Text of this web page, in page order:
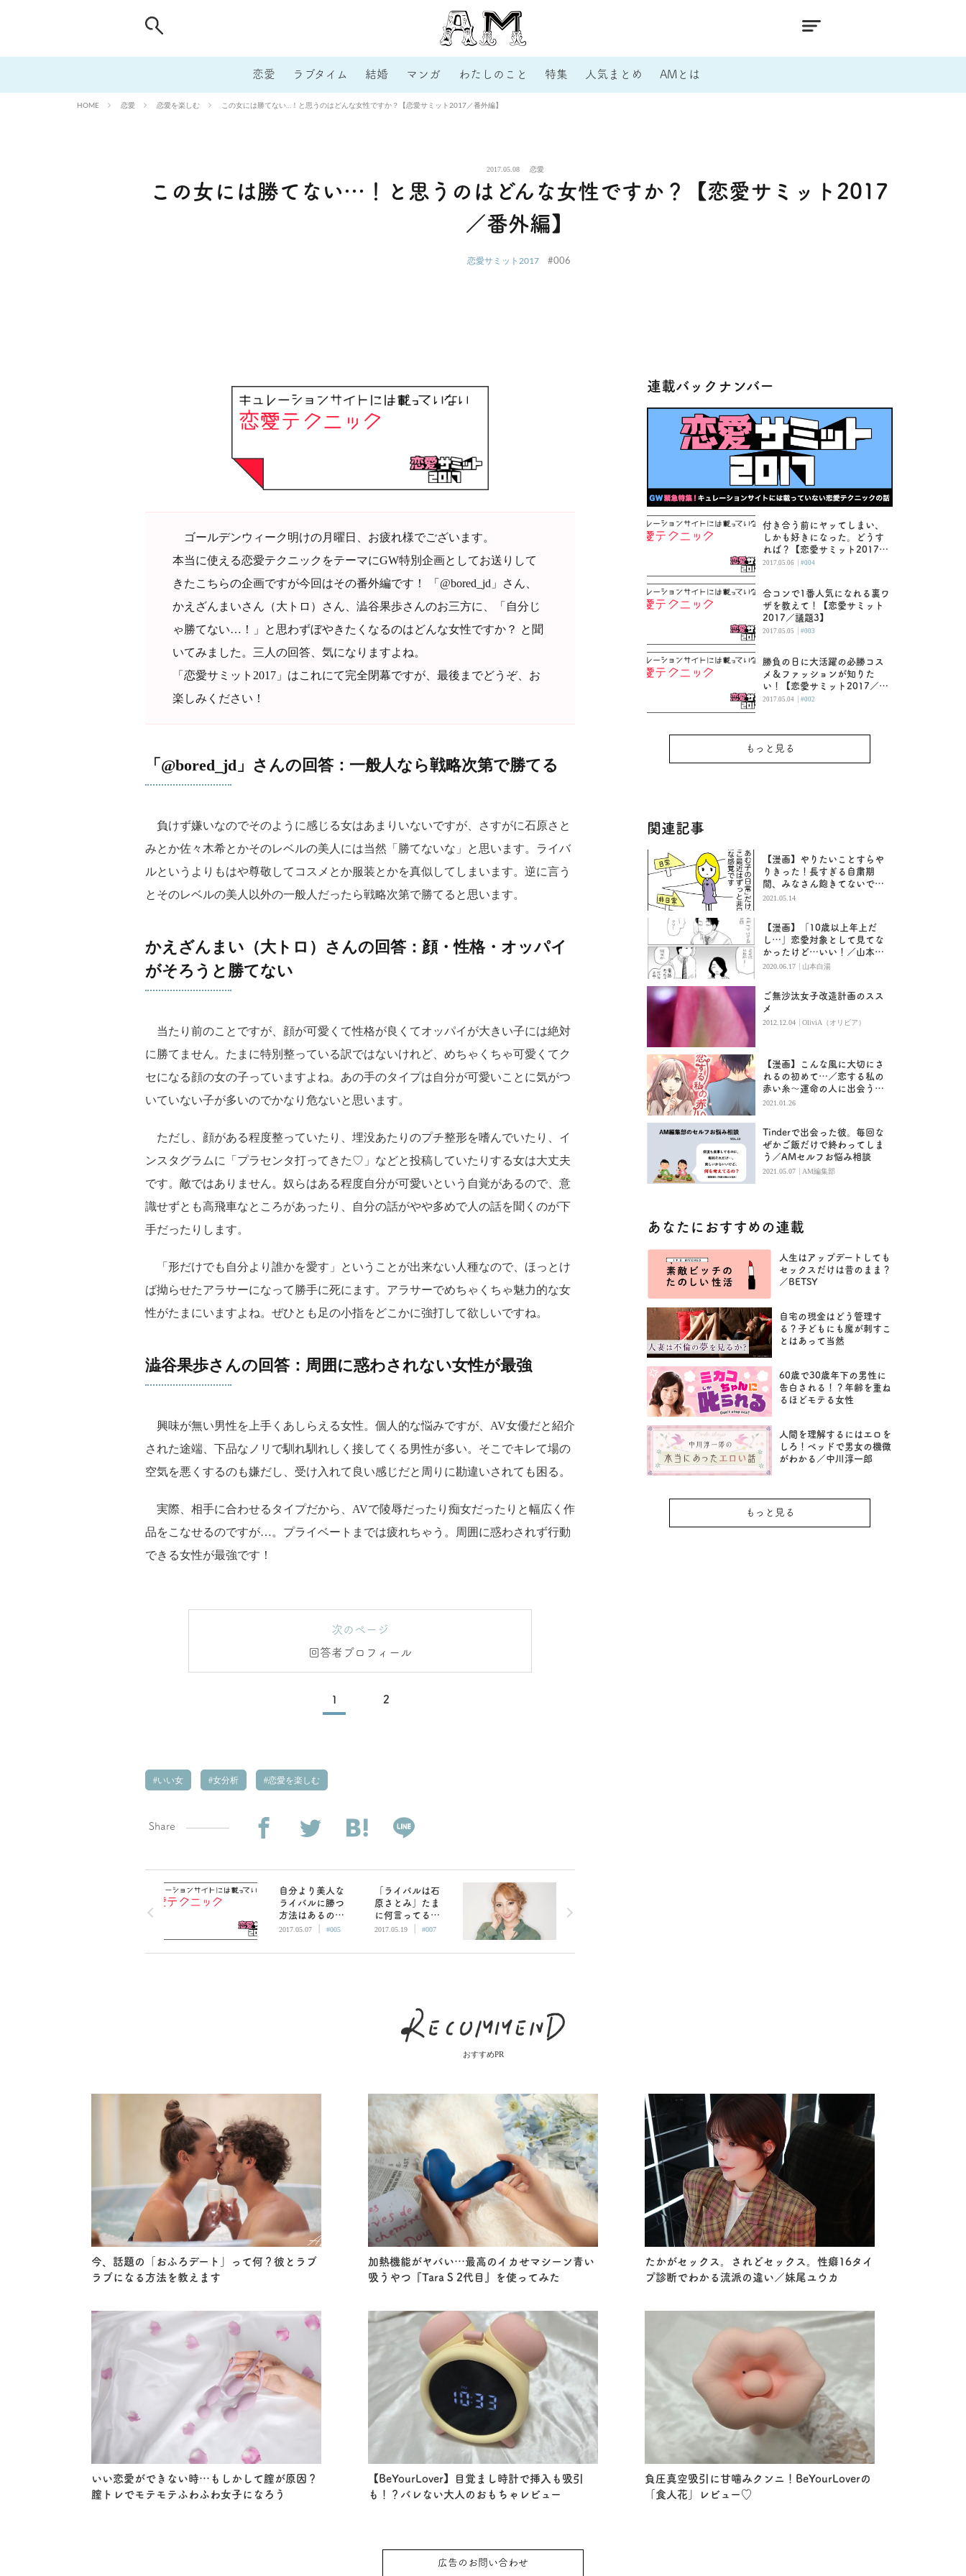
恋愛 ラブタイム 結婚 マンガ わたしのこと 特集 人気まとめ AMとは
HOME 恋愛 恋愛を楽しむ この女には勝てない…！と思うのはどんな女性ですか？【恋愛サミット2017／番外編】
2017.05.08 恋愛
この女には勝てない…！と思うのはどんな女性ですか？【恋愛サミット2017
／番外編】
恋愛サミット2017 #006
ゴールデンウィーク明けの月曜日、お疲れ様でございます。
本当に使える恋愛テクニックをテーマにGW特別企画としてお送りして
きたこちらの企画ですが今回はその番外編です！ 「@bored_jd」さん、
かえざんまいさん（大トロ）さん、澁谷果歩さんのお三方に、「自分じ
ゃ勝てない…！」と思わずぼやきたくなるのはどんな女性ですか？ と聞
いてみました。三人の回答、気になりますよね。
「恋愛サミット2017」はこれにて完全閉幕ですが、最後までどうぞ、お
楽しみください！
「@bored_jd」さんの回答：一般人なら戦略次第で勝てる
負けず嫌いなのでそのように感じる女はあまりいないですが、さすがに石原さと
みとか佐々木希とかそのレベルの美人には当然「勝てないな」と思います。ライバ
ルというよりもはや尊敬してコスメとか服装とかを真似してしまいます。逆に言う
とそのレベルの美人以外の一般人だったら戦略次第で勝てると思います。
かえざんまい（大トロ）さんの回答：顔・性格・オッパイ
がそろうと勝てない
当たり前のことですが、顔が可愛くて性格が良くてオッパイが大きい子には絶対
に勝てません。たまに特別整っている訳ではないけれど、めちゃくちゃ可愛くてク
セになる顔の女の子っていますよね。あの手のタイプは自分が可愛いことに気がつ
いていない子が多いのでかなり危ないと思います。
ただし、顔がある程度整っていたり、埋没あたりのプチ整形を嗜んでいたり、イ
ンスタグラムに「プラセンタ打ってきた♡」などと投稿していたりする女は大丈夫
です。敵ではありません。奴らはある程度自分が可愛いという自覚があるので、意
識せずとも高飛車なところがあったり、自分の話がやや多めで人の話を聞くのが下
手だったりします。
「形だけでも自分より誰かを愛す」ということが出来ない人種なので、ほっとけ
ば拗らせたアラサーになって勝手に死にます。アラサーでめちゃくちゃ魅力的な女
性がたまにいますよね。ぜひとも足の小指をどこかに強打して欲しいですね。
澁谷果歩さんの回答：周囲に惑わされない女性が最強
興味が無い男性を上手くあしらえる女性。個人的な悩みですが、AV女優だと紹介
された途端、下品なノリで馴れ馴れしく接してくる男性が多い。そこでキレて場の
空気を悪くするのも嫌だし、受け入れて良い感じだと周りに勘違いされても困る。
実際、相手に合わせるタイプだから、AVで陵辱だったり痴女だったりと幅広く作
品をこなせるのですが…。プライベートまでは疲れちゃう。周囲に惑わされず行動
できる女性が最強です！
次のページ
回答者プロフィール
1 2
いい女 女分析 恋愛を楽しむ
Share
自分より美人な
ライバルに勝つ
方法はあるの
か？【恋愛サミ
5】
2017.05.07 #005
「ライバルは石
原さとみ」たま
に何言ってるか
分からない加藤
ー【恋愛サミッ
2017.05.19 #007
連載バックナンバー
付き合う前にヤッてしまい、
しかも好きになった。どうす
れば？【恋愛サミット2017／
議題4】
2017.05.06 | #004
合コンで1番人気になれる裏ワ
ザを教えて！【恋愛サミット
2017／議題3】
2017.05.05 | #003
勝負の日に大活躍の必勝コス
メ＆ファッションが知りた
い！【恋愛サミット2017／議
題2】
2017.05.04 | #002
もっと見る
関連記事
【漫画】やりたいことすらや
りきった！長すぎる自粛期
間、みなさん飽きてないです
か？ ／あむ子の日常
2021.05.14
【漫画】「10歳以上年上だ
し…」恋愛対象として見てな
かったけど…いい！／山本白
湯
2020.06.17 | 山本白湯
ご無沙汰女子改造計画のスス
メ
2012.12.04 | OliviA（オリビア）
【漫画】こんな風に大切にさ
れるの初めて…／恋する私の
赤い糸〜運命の人に出会うま
で〜 （６）
2021.01.26
Tinderで出会った彼。毎回な
ぜかご飯だけで終わってしま
う／AMセルフお悩み相談
2021.05.07 | AM編集部
あなたにおすすめの連載
人生はアップデートしても
セックスだけは昔のまま？
／BETSY
自宅の現金はどう管理す
る？子どもにも魔が刺すこ
とはあって当然
60歳で30歳年下の男性に
告白される！？年齢を重ね
るほどモテる女性
人間を理解するにはエロを
しろ！ベッドで男女の機微
がわかる／中川淳一郎
もっと見る
おすすめPR
今、話題の「おふろデート」って何？彼とラブ
ラブになる方法を教えます
加熱機能がヤバい…最高のイカせマシーン青い
吸うやつ『Tara S 2代目』を使ってみた
たかがセックス。されどセックス。性癖16タイ
プ診断でわかる流派の違い／妹尾ユウカ
いい恋愛ができない時…もしかして膣が原因？
膣トレでモテモテふわふわ女子になろう
【BeYourLover】目覚まし時計で挿入も吸引
も！？バレない大人のおもちゃレビュー
負圧真空吸引に甘噛みクンニ！BeYourLoverの
「食人花」レビュー♡
広告のお問い合わせ